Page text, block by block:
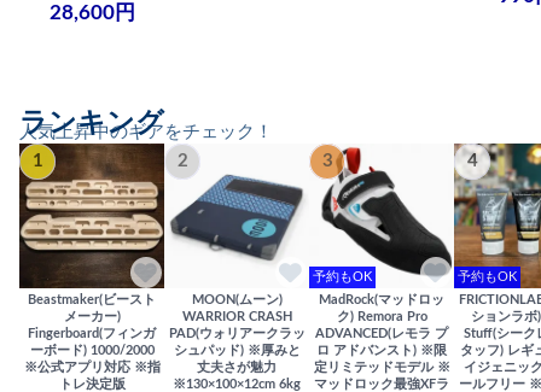
28,600円
人気上昇中のギアをチェック！
ランキング
1
Beastmaker(ビースト
メーカー)
Fingerboard(フィンガ
ーボード) 1000/2000
※公式アプリ対応 ※指
トレ決定版
2
MOON(ムーン)
WARRIOR CRASH
PAD(ウォリアークラッ
シュパッド) ※厚みと
丈夫さが魅力
※130×100×12cm 6kg
3
予約もOK
MadRock(マッドロッ
ク) Remora Pro
ADVANCED(レモラ プ
ロ アドバンスト) ※限
定リミテッドモデル ※
マッドロック最強XFラ
4
予約もOK
ションラボ
Stuff(シーク
タッフ) レギ
イジェニッ
ールフリー